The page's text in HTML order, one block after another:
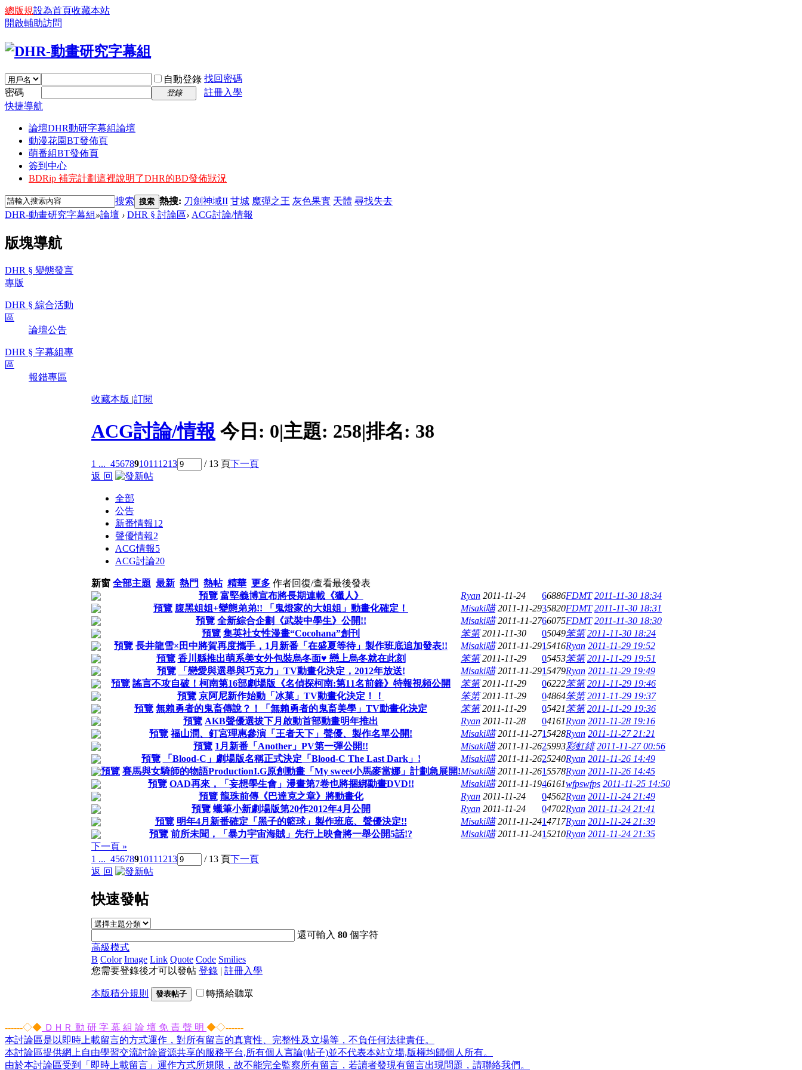
總版規設為首頁收藏本站
開啟輔助訪問
自動登錄 找回密碼
密碼
登錄
註冊入學
快捷導航
論壇DHR動研字幕組論壇
動漫花園BT發佈頁
萌番組BT發佈頁
簽到中心
BDRip 補完計劃這裡說明了DHR的BD發佈狀況
搜索 搜索 熱搜: 刀劍神域II 甘城 魔彈之王 灰色果實 天體 尋找失去
DHR-動畫研究字幕組»論壇 › DHR § 討論區› ACG討論/情報
版塊導航
DHR § 變態發言
專版
DHR § 綜合活動
區
論壇公告
DHR § 字幕組專
區
報錯專區
收藏本版 |訂閱
ACG討論/情報 今日: 0|主題: 258|排名: 38
1 ... 4567891011 1213 / 13 頁下一頁
返 回
全部
公告
新番情報12
聲優情報2
ACG情報5
ACG討論20
新窗 全部主題 最新 熱門 熱帖 精華 更多 作者回復/查看最後發表
預覽 富堅義博宣布將長期連載《獵人》 Ryan 2011-11-24 66886FDMT 2011-11-30 18:34
預覽 腹黑姐姐+變態弟弟!! 「鬼燈家的大姐姐」動畫化確定！ Misaki喵 2011-11-2935820FDMT 2011-11-30 18:31
預覽 全新綜合企劃《武裝中學生》公開!! Misaki喵 2011-11-2766075FDMT 2011-11-30 18:30
預覽 集英社女性漫畫“Cocohana”創刊 笨第 2011-11-30 05049笨第 2011-11-30 18:24
預覽 長井龍雪×田中將賀再度攜手，1月新番「在盛夏等待」製作班底追加發表!! Misaki喵 2011-11-2915416Ryan 2011-11-29 19:52
預覽 香川縣推出萌系美女外包裝烏冬面♥ 戀上烏冬就在此刻 笨第 2011-11-29 05453笨第 2011-11-29 19:51
預覽
「戀愛與選舉與巧克力」TV動畫化決定，2012年放送! Misaki喵 2011-11-2915479Ryan 2011-11-29 19:49
預覽 謠言不攻自破！柯南第16部劇場版《名偵探柯南:第11名前鋒》特報視頻公開 笨第 2011-11-29 06222笨第 2011-11-29 19:46
預覽 京阿尼新作始動「冰菓」TV動畫化決定！！ 笨第 2011-11-29 04864笨第 2011-11-29 19:37
預覽 無賴勇者的鬼畜傳說？！「無賴勇者的鬼畜美學」TV動畫化決定 笨第 2011-11-29 05421笨第 2011-11-29 19:36
預覽 AKB聲優選拔下月啟動首部動畫明年推出 Ryan 2011-11-28 04161Ryan 2011-11-28 19:16
預覽 福山潤、釘宮理惠參演「王者天下」聲優、製作名單公開! Misaki喵 2011-11-2715428Ryan 2011-11-27 21:21
預覽 1月新番「Another」PV第一彈公開!! Misaki喵 2011-11-2625993彩虹緋 2011-11-27 00:56
預覽
「Blood-C」劇場版名稱正式決定「Blood-C The Last Dark」! Misaki喵 2011-11-2625240Ryan 2011-11-26 14:49
預覽 賽馬與女騎師的物語ProductionI.G原創動畫「My sweet小馬麥當娜」計劃急展開!Misaki喵 2011-11-2615578Ryan 2011-11-26 14:45
預覽 OAD再來，「妄想學生會」漫畫第7卷也將捆綁動畫DVD!! Misaki喵 2011-11-1946161wfpswfps 2011-11-25 14:50
預覽 龍珠前傳《巴達克之章》將動畫化 Ryan 2011-11-24 04562Ryan 2011-11-24 21:49
預覽 蠟筆小新劇場版第20作2012年4月公開 Ryan 2011-11-24 04702Ryan 2011-11-24 21:41
預覽 明年4月新番確定「黑子的籃球」製作班底、聲優決定!! Misaki喵 2011-11-2414717Ryan 2011-11-24 21:39
預覽 前所未聞，「暴力宇宙海賊」先行上映會將一舉公開5話!? Misaki喵 2011-11-2415210Ryan 2011-11-24 21:35
下一頁 »
1 ... 4567891011 1213 / 13 頁下一頁
返 回
快速發帖
還可輸入80 個字符
高級模式
B Color Image Link Quote Code Smilies
您需要登錄後才可以發帖 登錄 | 註冊入學
本版積分規則 發表帖子 轉播給聽眾
------◇◆ ＤＨＲ 動 研 字 幕 組 論 壇 免 責 聲 明 ◆◇------
本討論區是以即時上載留言的方式運作，對所有留言的真實性、完整性及立場等，不負任何法律責任。
本討論區提供網上自由學習交流討論資源共享的服務平台,所有個人言論(帖子)並不代表本站立場,版權均歸個人所有。
由於本討論區受到「即時上載留言」運作方式所規限，故不能完全監察所有留言，若讀者發現有留言出現問題，請聯絡我們。